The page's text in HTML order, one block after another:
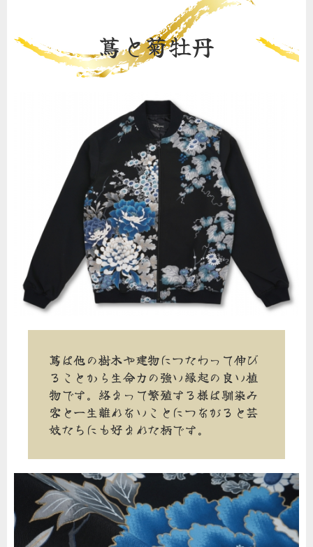
蔦と菊牡丹
蔦は他の樹木や建物につたわって伸び
ることから生命力の強い縁起の良い植
物です。絡まって繁殖する様は馴染み
客と一生離れないことにつながると芸
妓たちにも好まれた柄です。